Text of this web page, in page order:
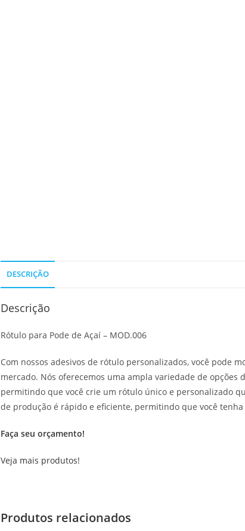
DESCRIÇÃO
Descrição
Rótulo para Pode de Açaí – MOD.006
Com nossos adesivos de rótulo personalizados, você pode
mercado. Nós oferecemos uma ampla variedade de
permitindo que você crie um rótulo único e personalizado
de produção é rápido e eficiente, permitindo que você
Faça seu orçamento!
Veja mais produtos!
Produtos relacionados